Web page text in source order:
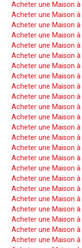
Acheter une Maison à
Acheter une Maison à
Acheter une Maison à
Acheter une Maison à
Acheter une Maison à
Acheter une Maison à
Acheter une Maison à
Acheter une Maison à
Acheter une Maison à
Acheter une Maison à
Acheter une Maison à
Acheter une Maison à
Acheter une Maison à
Acheter une Maison à
Acheter une Maison à
Acheter une Maison à
Acheter une Maison à
Acheter une Maison à
Acheter une Maison à
Acheter une Maison à
Acheter une Maison à
Acheter une Maison à
Acheter une Maison à
Acheter une Maison à